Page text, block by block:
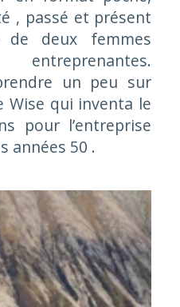
, passé et présent
deux femmes
un peu sur
Wise qui inventa le
pour l’entreprise
années 50 .